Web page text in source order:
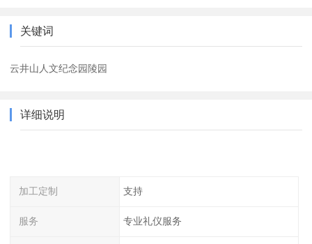
关键词
云井山人文纪念园陵园
详细说明
加工定制 支持
服务 专业礼仪服务